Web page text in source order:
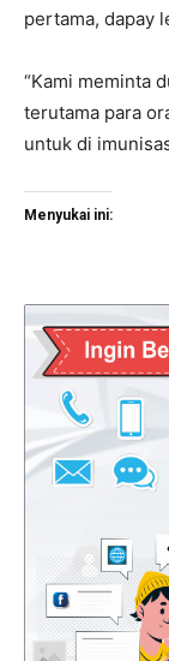
pertama, dapay
“Kami meminta
terutama para
untuk di
Menyukai ini: